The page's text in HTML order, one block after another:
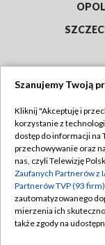
Abonament TVP
Emisja w TVP
Centrum
Naziemna
Szanujemy Twoją
Kliknij "Akceptuję i
korzystanie z
dostęp do informacji na
przechowywanie oraz
nas, czyli Telewizję
Zaufanych Partnerów z
Partnerów TVP (93 firm)
zautomatyzowanego
mierzenia ich
także zgody na